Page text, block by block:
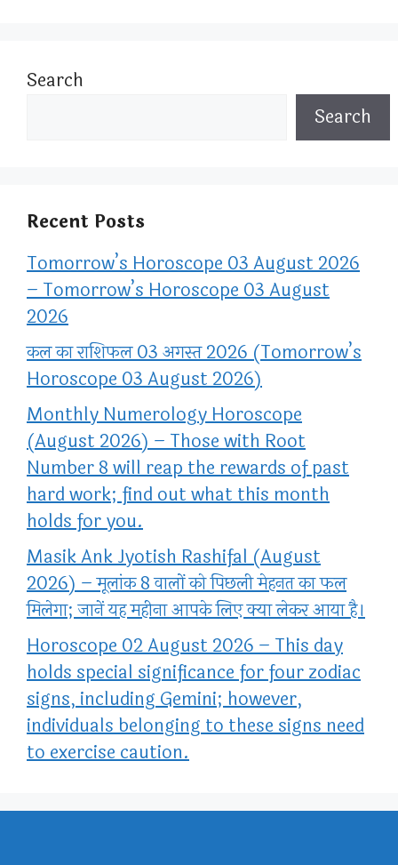
Search
Search
Recent Posts
Tomorrow’s Horoscope 03 August 2026
– Tomorrow’s Horoscope 03 August
2026
कल का राशिफल 03 अगस्त 2026 (Tomorrow’s
Horoscope 03 August 2026)
Monthly Numerology Horoscope
(August 2026) – Those with Root
Number 8 will reap the rewards of past
hard work; find out what this month
holds for you.
Masik Ank Jyotish Rashifal (August
2026) – मूलांक 8 वालों को पिछली मेहनत का फल
मिलेगा; जानें यह महीना आपके लिए क्या लेकर आया है।
Horoscope 02 August 2026 – This day
holds special significance for four zodiac
signs, including Gemini; however,
individuals belonging to these signs need
to exercise caution.